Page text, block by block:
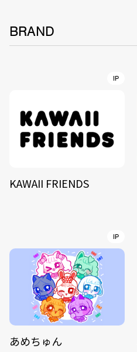
BRAND
IP
KAWAII FRIENDS
IP
あめちゅん